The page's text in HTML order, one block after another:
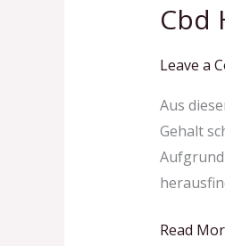
Cbd
Leave a
Aus
Gehalt
Cbd
Kaufen
Sarahs
Blessing
Read